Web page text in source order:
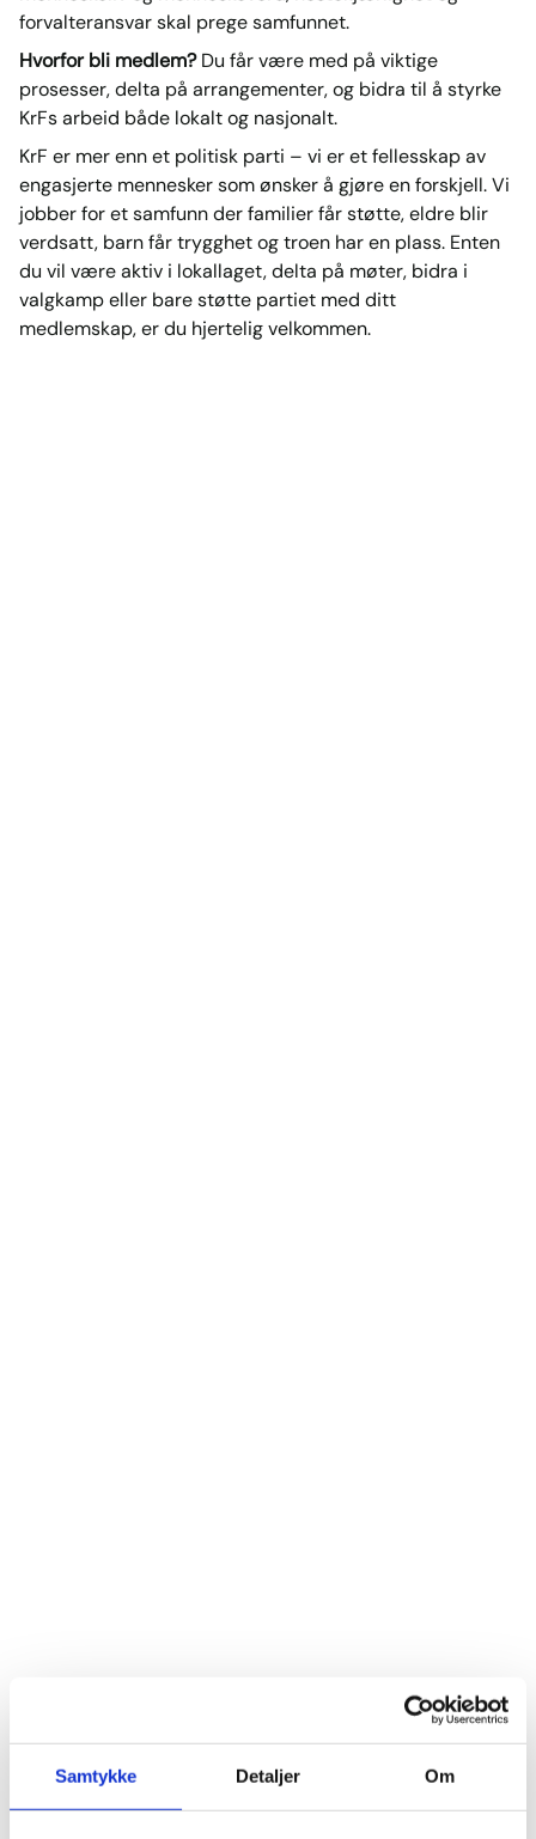
Samtykke Detaljer Om
forvalteransvar skal prege samfunnet.
Hvorfor bli medlem?Du får være med på viktige
prosesser, delta på arrangementer, og bidra til å styrke
KrFs arbeid både lokalt og nasjonalt.
KrF er mer enn et politisk parti – vi er et fellesskap av
engasjerte mennesker som ønsker å gjøre en forskjell. Vi
jobber for et samfunn der familier får støtte, eldre blir
verdsatt, barn får trygghet og troen har en plass. Enten
du vil være aktiv i lokallaget, delta på møter, bidra i
valgkamp eller bare støtte partiet med ditt
medlemskap, er du hjertelig velkommen.